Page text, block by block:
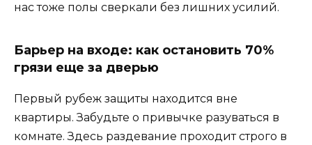
нас тоже полы сверкали без лишних усилий.
Барьер на входе: как остановить 70%
грязи еще за дверью
Первый рубеж защиты находится вне
квартиры. Забудьте о привычке разуваться в
комнате. Здесь раздевание проходит строго в